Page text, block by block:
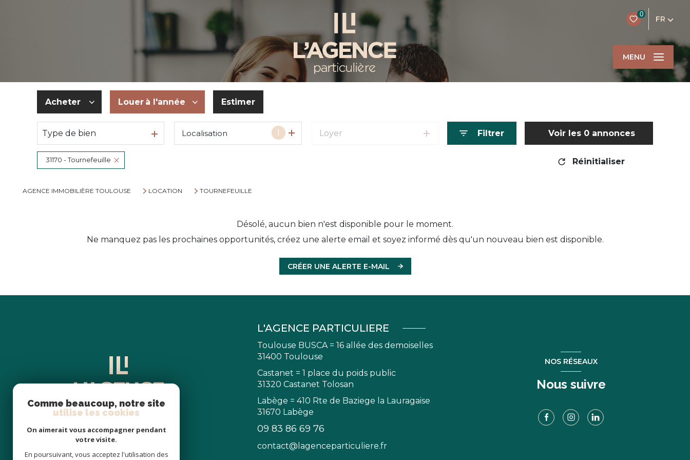
0
FR
MENU
Acheter
De l'ancien
Du neuf
De l'immo pro
Louer à l'année
à l'année
Estimer
Type de bien 1
Localisation Loyer Filtrer Voir les 0annonces
31170 - Tournefeuille Réinitialiser
AGENCE IMMOBILIÈRE TOULOUSE LOCATION TOURNEFEUILLE
Désolé, aucun bien n'est disponible pour le moment.
Ne manquez pas les prochaines opportunités, créez une alerte email et soyez informé dès qu'un nouveau bien est disponible.
CRÉER UNE ALERTE E-MAIL
L'AGENCE PARTICULIERE
Toulouse BUSCA = 16 allée des demoiselles
31400 Toulouse
Castanet = 1 place du poids public
31320 Castanet Tolosan
Labège = 410 Rte de Baziege la Lauragaise
31670 Labège
09 83 86 69 76
contact@lagenceparticuliere.fr
NOS RÉSEAUX
Nous suivre
Comme beaucoup, notre site
utilise les cookies
On aimerait vous accompagner pendant
votre visite.
En poursuivant, vous acceptez l'utilisation des